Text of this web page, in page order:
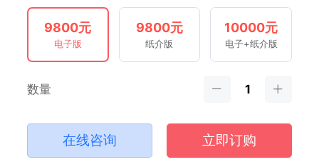
9800元
电子版
9800元
纸介版
10000元
电子+纸介版
数量
在线咨询 立即订购